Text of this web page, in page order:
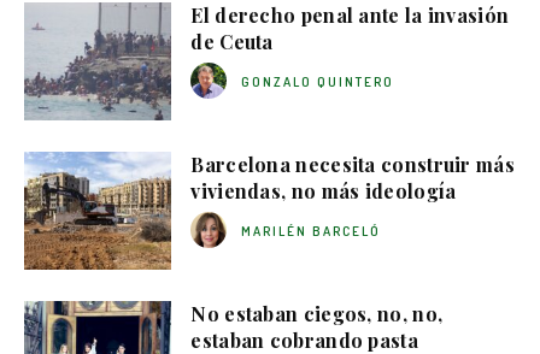
El derecho penal ante la invasión
de Ceuta
GONZALO QUINTERO
Barcelona necesita construir más
viviendas, no más ideología
MARILÉN BARCELÓ
No estaban ciegos, no, no,
estaban cobrando pasta